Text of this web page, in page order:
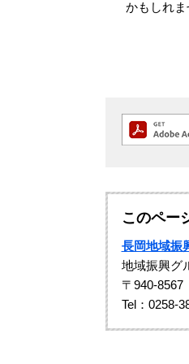
かもしれ
このペー
長岡地域
地域振興グ
〒940-8567
Tel：0258-